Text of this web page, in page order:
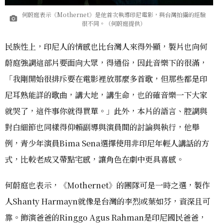
何蔚庭表示《Mothernet》是他首次執導印尼電影，與台灣拍攝的經驗
很不同。（何蔚庭提供）
民族性上，印尼人的情感也比台灣人來得外顯，製片也向何
蔚庭強調這部片要面向大眾，得通俗，因此音樂下的很滿，
「我剛開始很排斥要在電影裡放那麼多首歌，但那些都是印
尼耳熟能詳的歌曲，講大地，講生命，也的確音樂一下大家
就哭了，這件事你就得買單。」此外，本片的語言、腔調與
對白細節也同樣得仰賴副導與演員間的討論與執行，他舉
例，青少年演員Bima Sena選擇使用非印尼年輕人講話的方
式，比較老成又帶點宅感，讓角色在劇中更具喜感。
何蔚庭也表示，《Mothernet》的團隊可是一時之選，製作
人Shanty Harmayn就像是台灣的李烈或葉如芬，資深且可
靠。飾演爸爸的Ringgo Agus Rahman是印尼國民爸爸，